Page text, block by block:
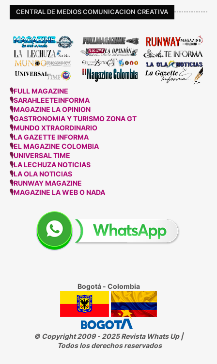
CENTRAL DE MEDIOS COMUNICACION CREATIVA
🎙FULL MAGAZINE
🎙SARAHLEETEINFORMA
🎙MAGAZINE LA OPINION
🎙GASTRONOMIA Y TURISMO ZONA GT
🎙MUNDO XTRAORDINARIO
🎙LA GAZETTE INFORMA
🎙EL MAGAZINE COLOMBIA
🎙UNIVERSAL TIME
🎙LA LECHUZA NOTICIAS
🎙LA OLA NOTICIAS
🎙RUNWAY MAGAZINE
🎙MAGAZINE LA WEB O NADA
Bogotá - Colombia
© Copyright 2009 - 2025 Revista Whats Up |
Todos los derechos reservados